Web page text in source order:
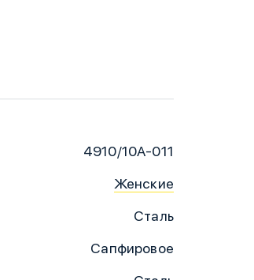
4910/10A-011
Женские
Сталь
Сапфировое